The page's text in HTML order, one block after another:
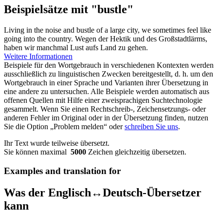
Beispielsätze mit "bustle"
Living in the noise and bustle of a large city, we sometimes feel like
going into the country. Wegen der Hektik und des Großstadtlärms,
haben wir manchmal Lust aufs Land zu gehen.
Weitere Informationen
Beispiele für den Wortgebrauch in verschiedenen Kontexten werden
ausschließlich zu linguistischen Zwecken bereitgestellt, d. h. um den
Wortgebrauch in einer Sprache und Varianten ihrer Übersetzung in
eine andere zu untersuchen. Alle Beispiele werden automatisch aus
offenen Quellen mit Hilfe einer zweisprachigen Suchtechnologie
gesammelt. Wenn Sie einen Rechtschreib-, Zeichensetzungs- oder
anderen Fehler im Original oder in der Übersetzung finden, nutzen
Sie die Option „Problem melden“ oderschreiben Sie uns.
Ihr Text wurde teilweise übersetzt.
Sie können maximal 5000 Zeichen gleichzeitig übersetzen.
Examples and translation for
Was der Englisch↔Deutsch-Übersetzer
kann